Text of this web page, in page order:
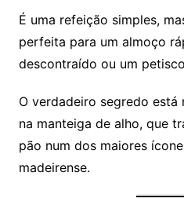
É uma refeição simples,
perfeita para um almoço
descontraído ou um
O verdadeiro segredo está
na manteiga de alho, que
pão num dos maiores
madeirense.